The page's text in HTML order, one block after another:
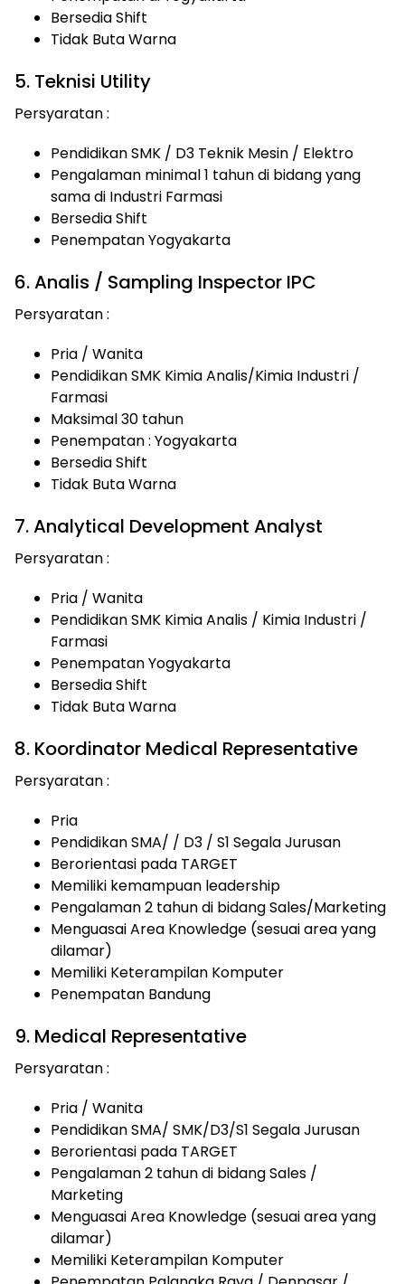
Bersedia Shift
Tidak Buta Warna
5. Teknisi Utility
Persyaratan :
Pendidikan SMK / D3 Teknik Mesin / Elektro
Pengalaman minimal 1 tahun di bidang yang
sama di Industri Farmasi
Bersedia Shift
Penempatan Yogyakarta
6. Analis / Sampling Inspector IPC
Persyaratan :
Pria / Wanita
Pendidikan SMK Kimia Analis/Kimia Industri /
Farmasi
Maksimal 30 tahun
Penempatan : Yogyakarta
Bersedia Shift
Tidak Buta Warna
7. Analytical Development Analyst
Persyaratan :
Pria / Wanita
Pendidikan SMK Kimia Analis / Kimia Industri /
Farmasi
Penempatan Yogyakarta
Bersedia Shift
Tidak Buta Warna
8. Koordinator Medical Representative
Persyaratan :
Pria
Pendidikan SMA/ / D3 / S1 Segala Jurusan
Berorientasi pada TARGET
Memiliki kemampuan leadership
Pengalaman 2 tahun di bidang Sales/Marketing
Menguasai Area Knowledge (sesuai area yang
dilamar)
Memiliki Keterampilan Komputer
Penempatan Bandung
9. Medical Representative
Persyaratan :
Pria / Wanita
Pendidikan SMA/ SMK/D3/S1 Segala Jurusan
Berorientasi pada TARGET
Pengalaman 2 tahun di bidang Sales /
Marketing
Menguasai Area Knowledge (sesuai area yang
dilamar)
Memiliki Keterampilan Komputer